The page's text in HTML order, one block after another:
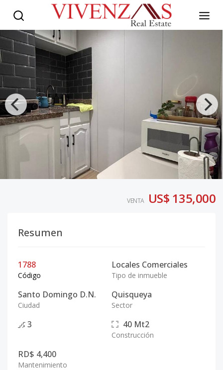
VENTA US$ 135,000
Resumen
1788
Código
Locales Comerciales
Tipo de inmueble
Santo Domingo D.N.
Ciudad
Quisqueya
Sector
3 40 Mt2
Construcción
RD$ 4,400
Mantenimiento